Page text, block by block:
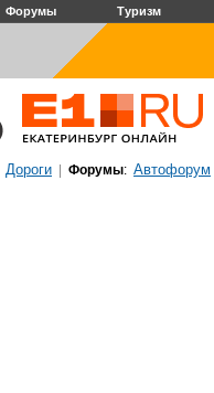
Форумы Туризм
Дороги Форумы: Автофорум